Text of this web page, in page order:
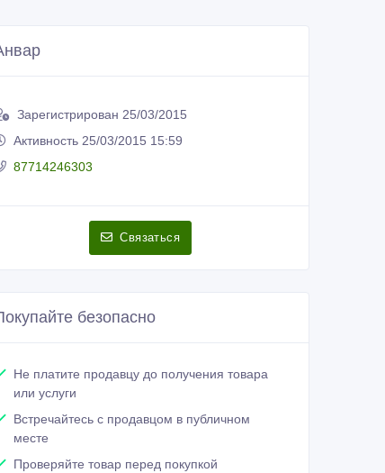
Зарегистрирован 25/03/2015
Активность 25/03/2015 15:59
87714246303
Связаться
безопасно
Не платите продавцу до получения товара
или услуги
Встречайтесь с продавцом в публичном
месте
Проверяйте товар перед покупкой